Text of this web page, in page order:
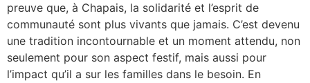
preuve que, à Chapais, la solidarité et l’esprit de
communauté sont plus vivants que jamais. C’est devenu
une tradition incontournable et un moment attendu, non
seulement pour son aspect festif, mais aussi pour
l’impact qu’il a sur les familles dans le besoin. En